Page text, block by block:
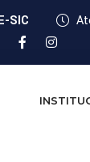
SIC